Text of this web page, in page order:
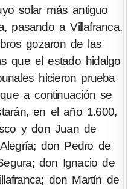
solar más antiguo
pasando a Villafranca,
gozaron de las
que el estado hidalgo
hicieron prueba
a continuación se
en el año 1.600,
y don Juan de
don Pedro de
don Ignacio de
don Martín de